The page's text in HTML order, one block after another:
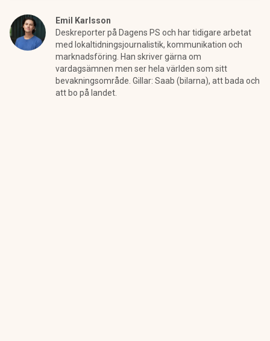
Emil Karlsson
Deskreporter på Dagens PS och har tidigare arbetat
med lokaltidningsjournalistik, kommunikation och
marknadsföring. Han skriver gärna om
vardagsämnen men ser hela världen som sitt
bevakningsområde. Gillar: Saab (bilarna), att bada och
att bo på landet.